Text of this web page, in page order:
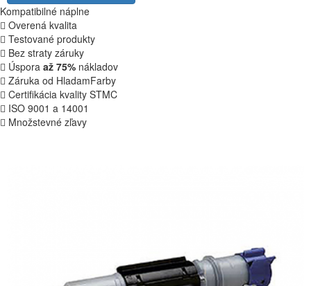
Kompatibilné náplne
Overená kvalita
Testované produkty
Bez straty záruky
Úspora až 75% nákladov
Záruka od HladamFarby
Certifikácia kvality STMC
ISO 9001 a 14001
Množstevné zľavy